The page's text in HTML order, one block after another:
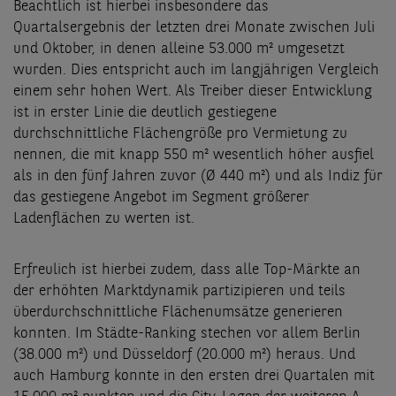
Beachtlich ist hierbei insbesondere das
Quartalsergebnis der letzten drei Monate zwischen Juli
und Oktober, in denen alleine 53.000 m² umgesetzt
wurden. Dies entspricht auch im langjährigen Vergleich
einem sehr hohen Wert. Als Treiber dieser Entwicklung
ist in erster Linie die deutlich gestiegene
durchschnittliche Flächengröße pro Vermietung zu
nennen, die mit knapp 550 m² wesentlich höher ausfiel
als in den fünf Jahren zuvor (Ø 440 m²) und als Indiz für
das gestiegene Angebot im Segment größerer
Ladenflächen zu werten ist.
Erfreulich ist hierbei zudem, dass alle Top-Märkte an
der erhöhten Marktdynamik partizipieren und teils
überdurchschnittliche Flächenumsätze generieren
konnten. Im Städte-Ranking stechen vor allem Berlin
(38.000 m²) und Düsseldorf (20.000 m²) heraus. Und
auch Hamburg konnte in den ersten drei Quartalen mit